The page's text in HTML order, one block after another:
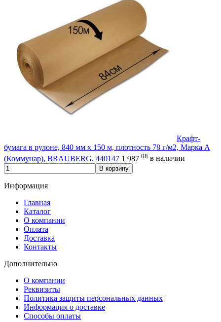
Крафт-
бумага в рулоне, 840 мм x 150 м, плотность 78 г/м2, Марка А
(Коммунар), BRAUBERG, 440147 1 987 08 в наличии
В корзину
Информация
Главная
Каталог
О компании
Оплата
Доставка
Контакты
Дополнительно
О компании
Реквизиты
Политика защиты персональных данных
Информация о доставке
Способы оплаты